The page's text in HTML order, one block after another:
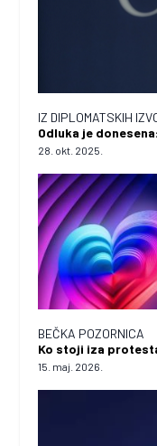
IZ DIPLOMATSKIH
Odluka je
28. okt. 2025.
BEČKA POZORNICA
Ko stoji iza
15. maj. 2026.